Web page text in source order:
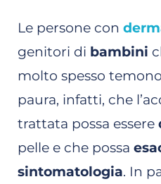
Le persone con
genitori di bambini
molto spesso
paura, infatti, che
trattata possa essere
pelle e che possa
sintomatologia. In